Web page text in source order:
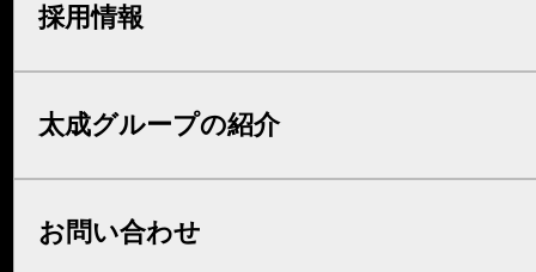
採用情報
太成グループの紹介
お問い合わせ